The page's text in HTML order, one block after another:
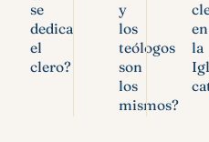
se
dedica
el
clero?
y
los
teólogos
son
los
mismos?
en
la